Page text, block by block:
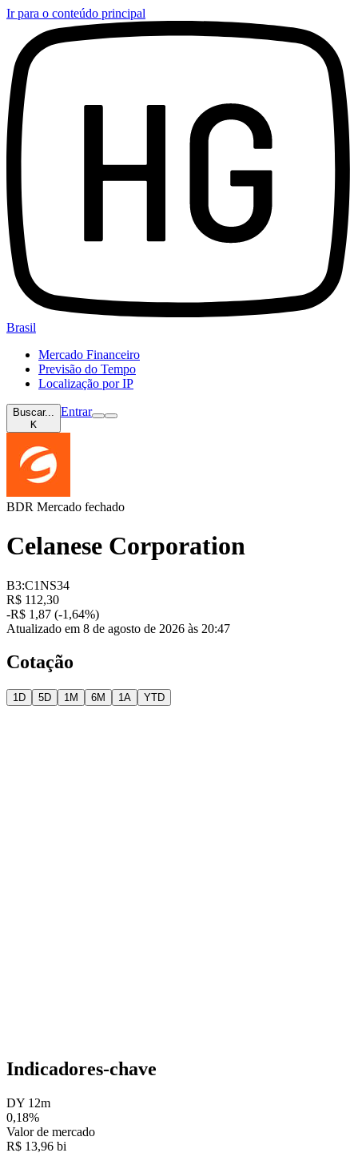
Ir para o conteúdo principal
Brasil
Mercado Financeiro
Previsão do Tempo
Localização por IP
Buscar...
K
Entrar
BDR Mercado fechado
Celanese Corporation
B3:C1NS34
R$ 112,30
-R$ 1,87 (-1,64%)
Atualizado em 8 de agosto de 2026 às 20:47
Cotação
1D 5D 1M 6M 1A YTD
Indicadores-chave
DY 12m
0,18%
Valor de mercado
R$ 13,96 bi